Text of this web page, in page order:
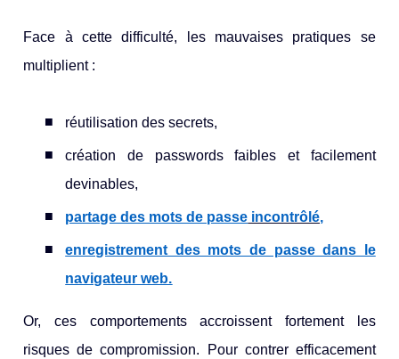
Face à cette difficulté, les mauvaises pratiques se
multiplient :
réutilisation des secrets,
création de passwords faibles et facilement
devinables,
partage des mots de passe incontrôlé,
enregistrement des mots de passe dans le
navigateur web.
Or, ces comportements accroissent fortement les
risques de compromission. Pour contrer efficacement